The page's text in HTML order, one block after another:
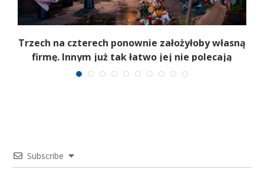
Trzech na czterech ponownie założyłoby własną
firmę. Innym już tak łatwo jej nie polecają
Subscribe